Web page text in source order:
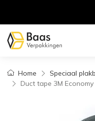
Home
Speciaal
Duct tape 3M